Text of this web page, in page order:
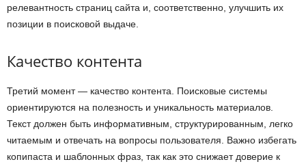
релевантность страниц сайта и, соответственно, улучшить их
позиции в поисковой выдаче.
Качество контента
Третий момент — качество контента. Поисковые системы
ориентируются на полезность и уникальность материалов.
Текст должен быть информативным, структурированным, легко
читаемым и отвечать на вопросы пользователя. Важно избегать
копипаста и шаблонных фраз, так как это снижает доверие к